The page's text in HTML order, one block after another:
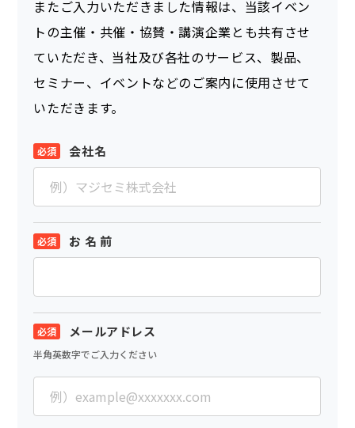
またご入力いただきました情報は、当該イベン
トの主催・共催・協賛・講演企業とも共有させ
ていただき、当社及び各社のサービス、製品、
セミナー、イベントなどのご案内に使用させて
いただきます。
会社名
お 名 前
メールアドレス
半角英数字でご入力ください